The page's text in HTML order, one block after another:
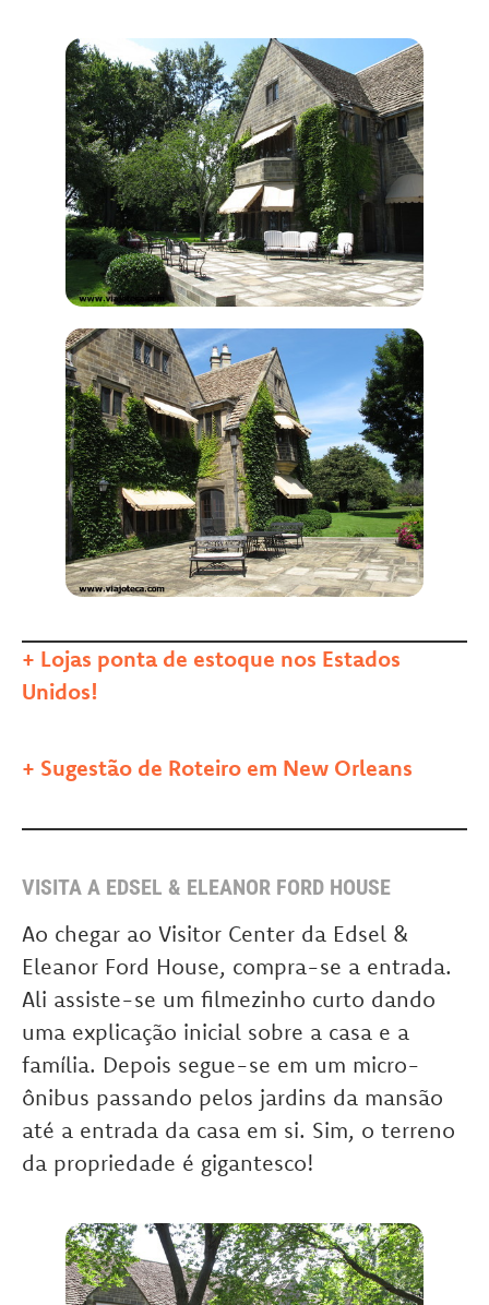
+ Lojas ponta de estoque nos Estados
Unidos!
+ Sugestão de Roteiro em New Orleans
VISITA A EDSEL & ELEANOR FORD HOUSE
Ao chegar ao Visitor Center da Edsel &
Eleanor Ford House, compra-se a entrada.
Ali assiste-se um filmezinho curto dando
uma explicação inicial sobre a casa e a
família. Depois segue-se em um micro-
ônibus passando pelos jardins da mansão
até a entrada da casa em si. Sim, o terreno
da propriedade é gigantesco!